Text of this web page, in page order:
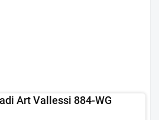
Art Vallessi 884-WG